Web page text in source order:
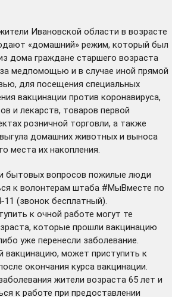
Ивановской области в возрасте
«домашний» режим, который был
дома граждане старшего возраста
медпомощью и в случае иной прямой
для посещения специальных
вакцинации против коронавируса,
и лекарств, товаров первой
розничной торговли, а также
домашних животных и выноса
места их накопления.
бытовых вопросов пожилые люди
к волонтерам штаба #МыВместе по
(звонок бесплатный).
к очной работе могут те
которые прошли вакцинацию
уже перенесли заболевание.
вакцинацию, может приступить к
окончания курса вакцинации.
жители возраста 65 лет и
к работе при предоставлении